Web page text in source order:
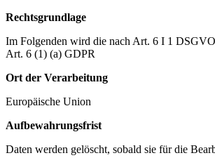
Rechtsgrundlage
Im Folgenden wird die nach Art. 6 I 1
Art. 6 (1) (a) GDPR
Ort der Verarbeitung
Europäische Union
Aufbewahrungsfrist
Daten werden gelöscht, sobald sie für die